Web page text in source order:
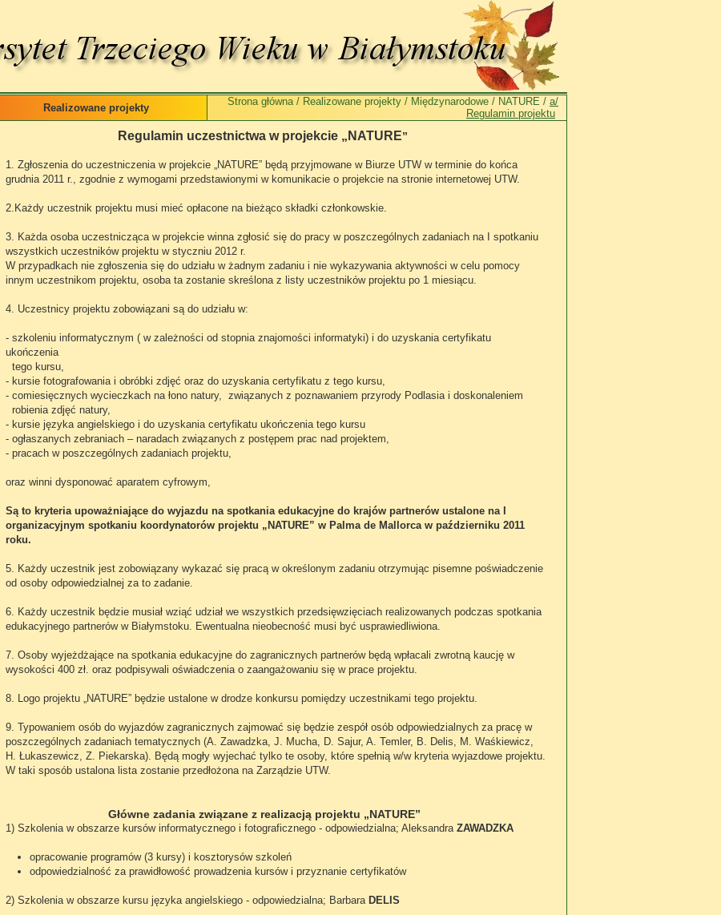
Realizowane projekty
Strona główna/ Realizowane projekty / Międzynarodowe / NATURE / a/
Regulamin projektu
Regulamin uczestnictwa w projekcie „NATURE”
1. Zgłoszenia do uczestniczenia w projekcie „NATURE” będą przyjmowane w Biurze UTW w terminie do końca
grudnia 2011 r., zgodnie z wymogami przedstawionymi w komunikacie o projekcie na stronie internetowej UTW.
2.Każdy uczestnik projektu musi mieć opłacone na bieżąco składki członkowskie.
3. Każda osoba uczestnicząca w projekcie winna zgłosić się do pracy w poszczególnych zadaniach na I spotkaniu
wszystkich uczestników projektu w styczniu 2012 r.
W przypadkach nie zgłoszenia się do udziału w żadnym zadaniu i nie wykazywania aktywności w celu pomocy
innym uczestnikom projektu, osoba ta zostanie skreślona z listy uczestników projektu po 1 miesiącu.
4. Uczestnicy projektu zobowiązani są do udziału w:
- szkoleniu informatycznym ( w zależności od stopnia znajomości informatyki) i do uzyskania certyfikatu
ukończenia
tego kursu,
- kursie fotografowania i obróbki zdjęć oraz do uzyskania certyfikatu z tego kursu,
- comiesięcznych wycieczkach na łono natury, związanych z poznawaniem przyrody Podlasia i doskonaleniem
robienia zdjęć natury,
- kursie języka angielskiego i do uzyskania certyfikatu ukończenia tego kursu
- ogłaszanych zebraniach – naradach związanych z postępem prac nad projektem,
- pracach w poszczególnych zadaniach projektu,
oraz winni dysponować aparatem cyfrowym,
Są to kryteria upoważniające do wyjazdu na spotkania edukacyjne do krajów partnerów ustalone na I
organizacyjnym spotkaniu koordynatorów projektu „NATURE” w Palma de Mallorca w październiku 2011
roku.
5. Każdy uczestnik jest zobowiązany wykazać się pracą w określonym zadaniu otrzymując pisemne poświadczenie
od osoby odpowiedzialnej za to zadanie.
6. Każdy uczestnik będzie musiał wziąć udział we wszystkich przedsięwzięciach realizowanych podczas spotkania
edukacyjnego partnerów w Białymstoku. Ewentualna nieobecność musi być usprawiedliwiona.
7. Osoby wyjeżdżające na spotkania edukacyjne do zagranicznych partnerów będą wpłacali zwrotną kaucję w
wysokości 400 zł. oraz podpisywali oświadczenia o zaangażowaniu się w prace projektu.
8. Logo projektu „NATURE” będzie ustalone w drodze konkursu pomiędzy uczestnikami tego projektu.
9. Typowaniem osób do wyjazdów zagranicznych zajmować się będzie zespół osób odpowiedzialnych za pracę w
poszczególnych zadaniach tematycznych (A. Zawadzka, J. Mucha, D. Sajur, A. Temler, B. Delis, M. Waśkiewicz,
H. Łukaszewicz, Z. Piekarska). Będą mogły wyjechać tylko te osoby, które spełnią w/w kryteria wyjazdowe projektu.
W taki sposób ustalona lista zostanie przedłożona na Zarządzie UTW.
Główne zadania związane z realizacją projektu „NATURE”
1) Szkolenia w obszarze kursów informatycznego i fotograficznego - odpowiedzialna; Aleksandra ZAWADZKA
opracowanie programów (3 kursy) i kosztorysów szkoleń
odpowiedzialność za prawidłowość prowadzenia kursów i przyznanie certyfikatów
2) Szkolenia w obszarze kursu języka angielskiego - odpowiedzialna; Barbara DELIS